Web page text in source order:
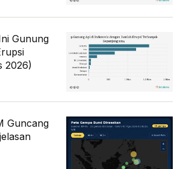
Gunung
2026)
Guncang